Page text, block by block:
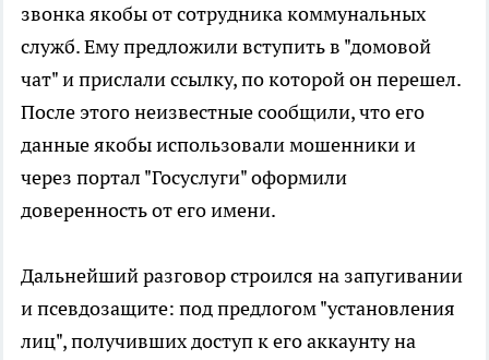
звонка якобы от сотрудника коммунальных
служб. Ему предложили вступить в "домовой
чат" и прислали ссылку, по которой он перешел.
После этого неизвестные сообщили, что его
данные якобы использовали мошенники и
через портал "Госуслуги" оформили
доверенность от его имени.
Дальнейший разговор строился на запугивании
и псевдозащите: под предлогом "установления
лиц", получивших доступ к его аккаунту на